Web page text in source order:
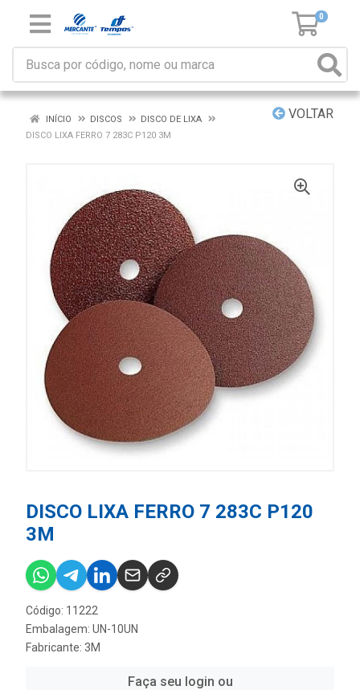
0
VOLTAR
INÍCIO DISCOS
DISCO DE LIXA
DISCO LIXA FERRO 7 283C P120 3M
DISCO LIXA FERRO 7 283C P120
3M
Código: 11222
Embalagem: UN-10UN
Fabricante: 3M
Faça seu login ou